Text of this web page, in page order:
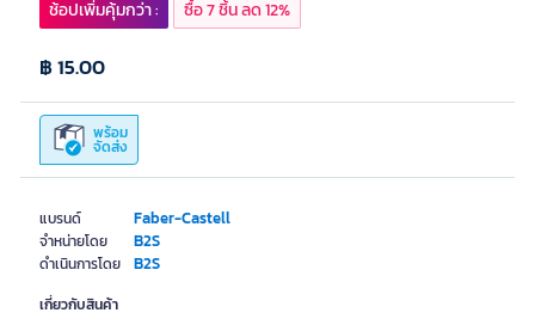
แบรนด์ Faber-Castell
จำหน่ายโดย B2S
ดำเนินการโดย B2S
พร้อม
จัดส่ง
฿ 15.00
ช้อปเพิ่มคุ้มกว่า : ซื้อ 7 ชิ้น ลด 12%
เกี่ยวกับสินค้า